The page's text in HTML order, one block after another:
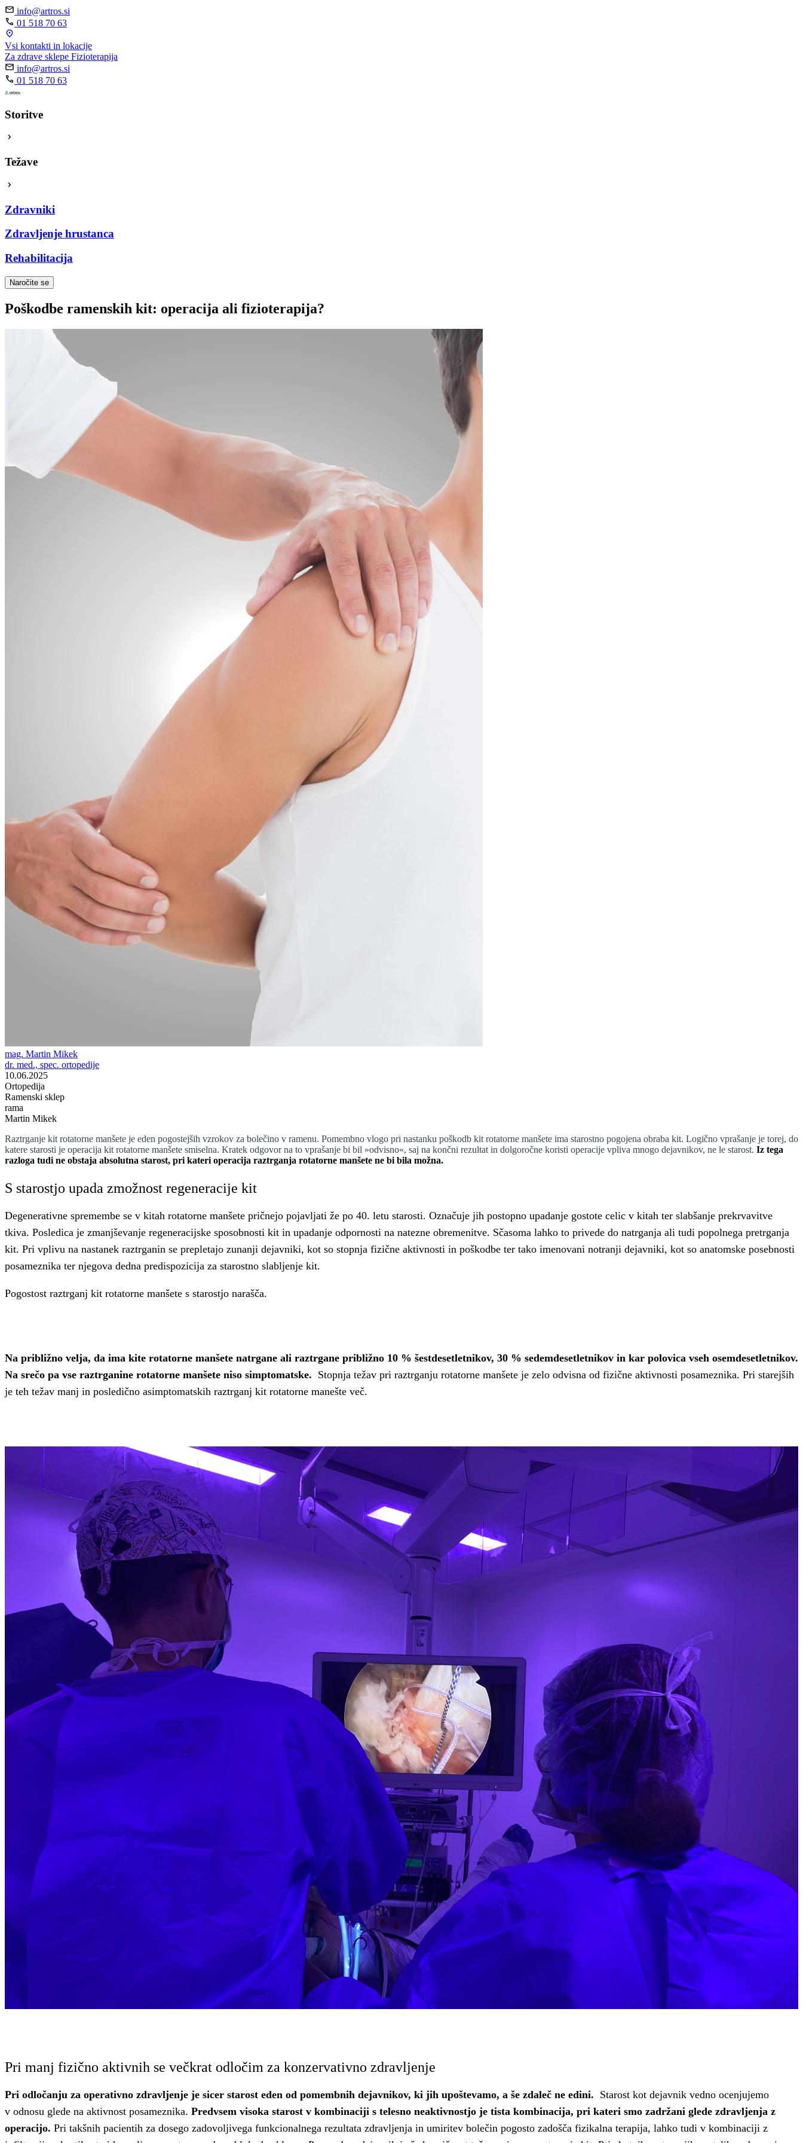
info@artros.si
01 518 70 63
Vsi kontakti in lokacije
Za zdrave sklepe Fizioterapija
info@artros.si
01 518 70 63
Storitve
Težave
Zdravniki
Zdravljenje hrustanca
Rehabilitacija
Naročite se
Poškodbe ramenskih kit: operacija ali fizioterapija?
mag. Martin Mikek
dr. med., spec. ortopedije
10.06.2025
Ortopedija
Ramenski sklep
rama
Martin Mikek
Raztrganje kit rotatorne manšete je eden pogostejših vzrokov za bolečino v ramenu. Pomembno vlogo pri nastanku poškodb kit rotatorne manšete ima starostno pogojena obraba kit. Logično vprašanje je torej, do
katere starosti je operacija kit rotatorne manšete smiselna. Kratek odgovor na to vprašanje bi bil »odvisno«, saj na končni rezultat in dolgoročne koristi operacije vpliva mnogo dejavnikov, ne le starost. Iz tega
razloga tudi ne obstaja absolutna starost, pri kateri operacija raztrganja rotatorne manšete ne bi bila možna.
S starostjo upada zmožnost regeneracije kit
Degenerativne spremembe se v kitah rotatorne manšete pričnejo pojavljati že po 40. letu starosti. Označuje jih postopno upadanje gostote celic v kitah ter slabšanje prekrvavitve
tkiva. Posledica je zmanjševanje regeneracijske sposobnosti kit in upadanje odpornosti na natezne obremenitve. Sčasoma lahko to privede do natrganja ali tudi popolnega pretrganja
kit. Pri vplivu na nastanek raztrganin se prepletajo zunanji dejavniki, kot so stopnja fizične aktivnosti in poškodbe ter tako imenovani notranji dejavniki, kot so anatomske posebnosti
posameznika ter njegova dedna predispozicija za starostno slabljenje kit.
Pogostost raztrganj kit rotatorne manšete s starostjo narašča.
Na približno velja, da ima kite rotatorne manšete natrgane ali raztrgane približno 10 % šestdesetletnikov, 30 % sedemdesetletnikov in kar polovica vseh osemdesetletnikov.
Na srečo pa vse raztrganine rotatorne manšete niso simptomatske. Stopnja težav pri raztrganju rotatorne manšete je zelo odvisna od fizične aktivnosti posameznika. Pri starejših
je teh težav manj in posledično asimptomatskih raztrganj kit rotatorne manešte več.
Pri manj fizično aktivnih se večkrat odločim za konzervativno zdravljenje
Pri odločanju za operativno zdravljenje je sicer starost eden od pomembnih dejavnikov, ki jih upoštevamo, a še zdaleč ne edini. Starost kot dejavnik vedno ocenjujemo
v odnosu glede na aktivnost posameznika. Predvsem visoka starost v kombinaciji s telesno neaktivnostjo je tista kombinacija, pri kateri smo zadržani glede zdravljenja z
operacijo. Pri takšnih pacientih za dosego zadovoljivega funkcionalnega rezultata zdravljenja in umiritev bolečin pogosto zadošča fizikalna terapija, lahko tudi v kombinaciji z